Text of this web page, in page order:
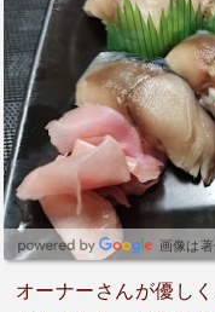
画像は
オーナーさんが優し